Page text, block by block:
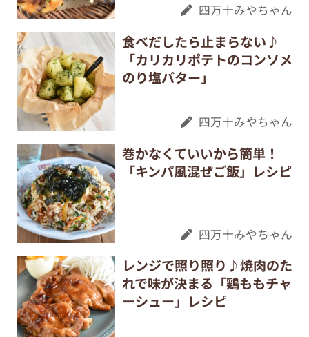
四万十みやちゃん
食べだしたら止まらない♪
「カリカリポテトのコンソメ
のり塩バター」
四万十みやちゃん
巻かなくていいから簡単！
「キンパ風混ぜご飯」レシピ
四万十みやちゃん
レンジで照り照り♪焼肉のた
れで味が決まる「鶏ももチャ
ーシュー」レシピ